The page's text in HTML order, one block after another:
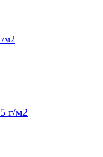
г/м2